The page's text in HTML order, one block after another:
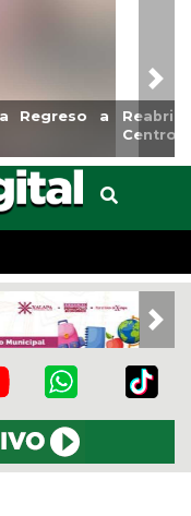
Semiolímpica Zona